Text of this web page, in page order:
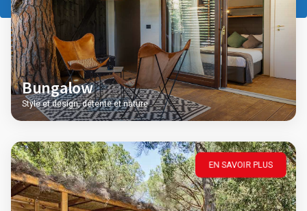
Bungalow
Style et design, détente et nature
EN SAVOIR PLUS